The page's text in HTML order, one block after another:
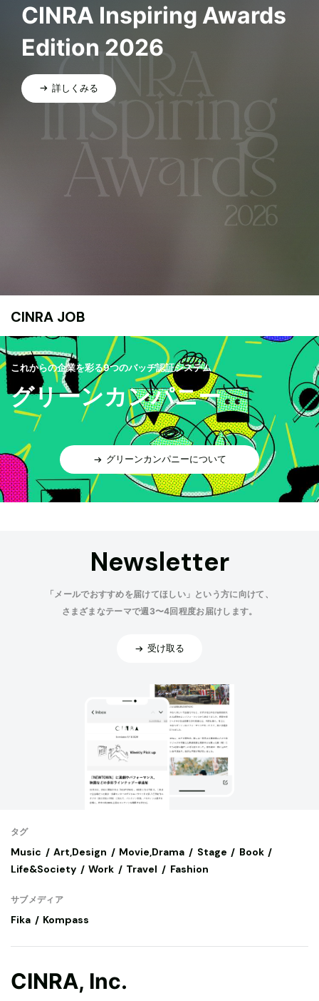
CINRA Inspiring Awards
Edition 2026
詳しくみる
CINRA JOB
これからの企業を彩る9つのバッヂ認証システム
グリーンカンパニー
グリーンカンパニーについて
Newsletter
「メールでおすすめを届けてほしい」という方に向けて、
さまざまなテーマで週3〜4回程度お届けします。
受け取る
タグ
Music Art,Design Movie,Drama Stage
Book
Life&Society
Work Travel Fashion
サブメディア
Fika Kompass
CINRA, Inc.